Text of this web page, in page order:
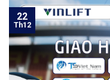
22
Th12